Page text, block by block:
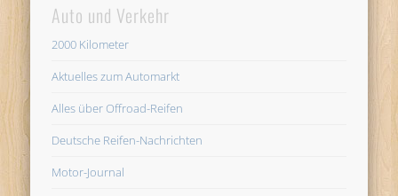
Auto und Verkehr
2000 Kilometer
Aktuelles zum Automarkt
Alles über Offroad-Reifen
Deutsche Reifen-Nachrichten
Motor-Journal